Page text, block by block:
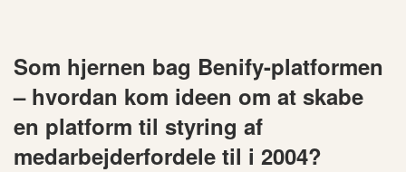
Som hjernen bag Benify-platformen
– hvordan kom ideen om at skabe
en platform til styring af
medarbejderfordele til i 2004?